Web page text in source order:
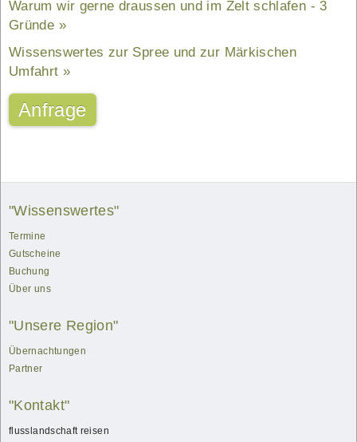
Warum wir gerne draussen und im Zelt schlafen - 3
Gründe
Wissenswertes zur Spree und zur Märkischen
Umfahrt
Anfrage
"Wissenswertes"
Termine
Gutscheine
Buchung
Über uns
"Unsere Region"
Übernachtungen
Partner
"Kontakt"
flusslandschaft reisen